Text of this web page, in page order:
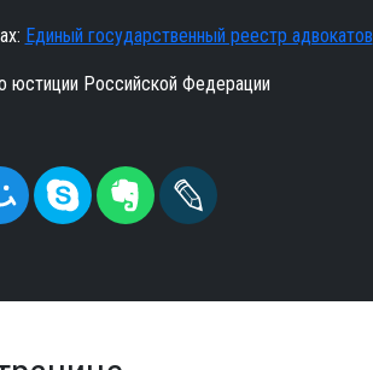
Единый государственный реестр адвокатов
юстиции Российской Федерации